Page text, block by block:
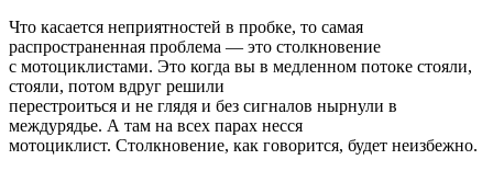
Что касается неприятностей в пробке, то самая
распространенная проблема — это столкновение
с мотоциклистами. Это когда вы в медленном потоке стояли,
стояли, потом вдруг решили
перестроиться и не глядя и без сигналов нырнули в
междурядье. А там на всех парах несся
мотоциклист. Столкновение, как говорится, будет неизбежно.